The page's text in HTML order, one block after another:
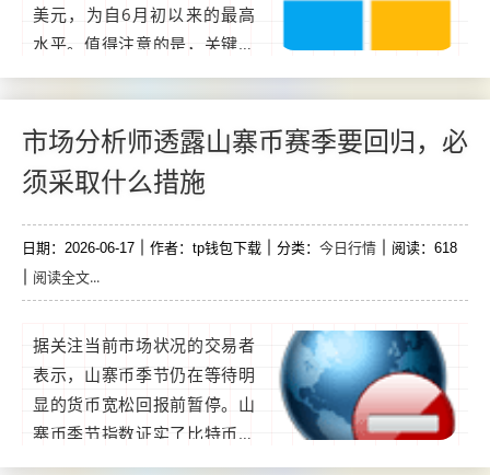
美元，为自6月初以来的最高
水平。值得注意的是，关键催
化剂是意外的地缘政治发展，
这些发展提升了全球风险偏
好，美国总统唐纳德·特朗普表
市场分析师透露山寨币赛季要回归，必
须采取什么措施
日期：2026-06-17 作者：tp钱包下载 分类： 今日行情 阅读：618
阅读全文...
据关注当前市场状况的交易者
表示，山寨币季节仍在等待明
显的货币宽松回报前暂停。山
寨币季节指数证实了比特币的
持续主导地位，而通常需要读